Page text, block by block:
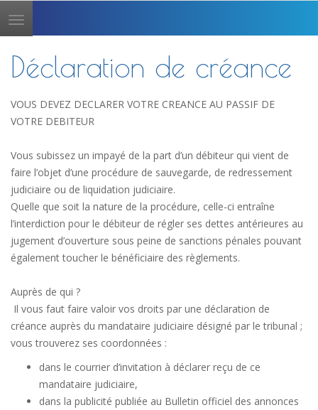
Toggle
navigation
Déclaration de créance
VOUS DEVEZ DECLARER VOTRE CREANCE AU PASSIF DE
VOTRE DEBITEUR
Vous subissez un impayé de la part d’un débiteur qui vient de
faire l’objet d’une procédure de sauvegarde, de redressement
judiciaire ou de liquidation judiciaire.
Quelle que soit la nature de la procédure, celle-ci entraîne
l’interdiction pour le débiteur de régler ses dettes antérieures au
jugement d’ouverture sous peine de sanctions pénales pouvant
également toucher le bénéficiaire des règlements.
Auprès de qui ?
Il vous faut faire valoir vos droits par une déclaration de
créance auprès du mandataire judiciaire désigné par le tribunal ;
vous trouverez ses coordonnées :
dans le courrier d’invitation à déclarer reçu de ce
mandataire judiciaire,
dans la publicité publiée au Bulletin officiel des annonces